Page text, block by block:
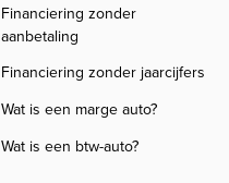
Financiering zonder
aanbetaling
Financiering zonder jaarcijfers
Wat is een marge auto?
Wat is een btw-auto?